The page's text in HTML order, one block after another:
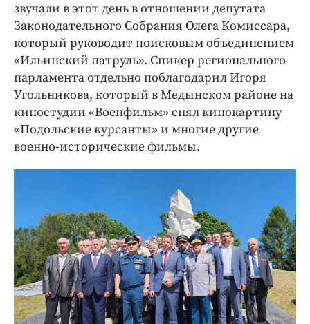
звучали в этот день в отношении депутата
Законодательного Собрания Олега Комиссара,
который руководит поисковым объединением
«Ильинский патруль». Спикер регионального
парламента отдельно поблагодарил Игоря
Угольникова, который в Медынском районе на
киностудии «Военфильм» снял кинокартину
«Подольские курсанты» и многие другие
военно-исторические фильмы.